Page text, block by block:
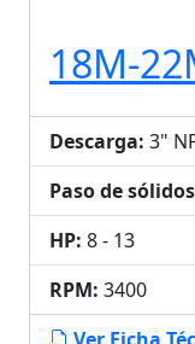
18M-
Descarga: 3"
Paso de
HP: 8 - 13
RPM: 3400